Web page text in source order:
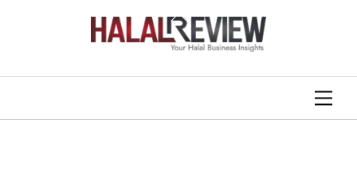
To
Top